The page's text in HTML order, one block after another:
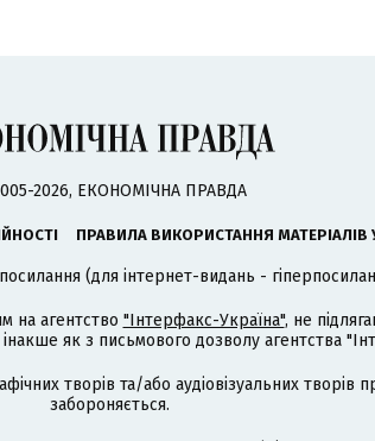
2026, ЕКОНОМІЧНА ПРАВДА
ПРАВИЛА ВИКОРИСТАННЯ МАТЕРІАЛІВ
(для інтернет-видань -
на агентство "Інтерфакс-Україна", не
як з письмового дозволу агентства
творів та/або аудіовізуальних
забороняється.